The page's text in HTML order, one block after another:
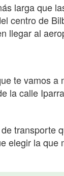
larga que
centro de
llegar al
te vamos a
la calle
transporte
elegir la que